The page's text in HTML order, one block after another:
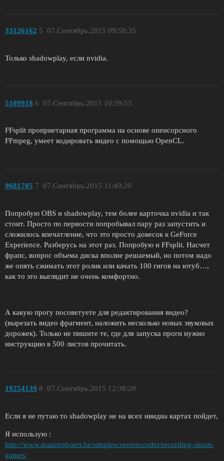
33126162 07.Сентябрь.2015 09:58:35
5
Только shadowplay, если nvidia.
5109918 07.Сентябрь.2015 10:39:55
6
FFsplit проприетарная программа на основе опенсорсного
FFmpeg, умеет кодировать видео с помощью OpenCL.
9681705 07.Сентябрь.2015 11:49:20
7
Попробую OBS и shadowplay, тем более карточка nvidia и так
стоит. Просто по первости попробывал пару раз запустить и
сложилось впечатление, что это просто довесок к GeForce
Experience. Разберусь на этот раз. Попробую и FFsplit. Насчет
фрапс, вопрос объема диска вполне решаемый, но потом надо
же опять сжимать этот ролик или качать 100 гигов на ютуб…,
как то это выглядит не очень комфортно.
А какую прогу посоветуете для редактирования видео?
(вырезать видео фрагмент, наложить несколько новых звуковых
дорожек). Только не пишите те, где для запуска проги нужно
инструкцию в 500 листов прочитать.
19254139 07.Сентябрь.2015 12:38:20
8
Если я не путаю то shadowplay не на всех нвидиа картах пойдет,
Я использую :
http://www.maartenbaert.be/simplescreenrecorder/recording-steam-
games/